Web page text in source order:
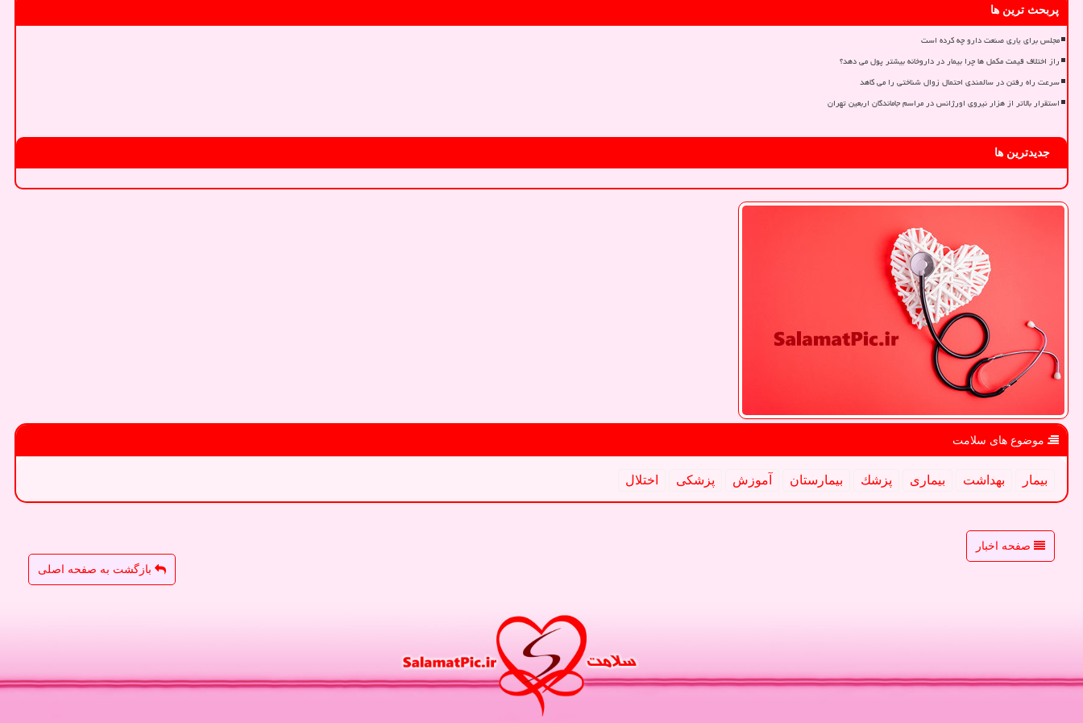
پربحث ترین ها
مجلس برای یاری صنعت دارو چه کرده است
راز اختلاف قیمت مکمل ها چرا بیمار در داروخانه بیشتر پول می دهد؟
سرعت راه رفتن در سالمندی احتمال زوال شناختی را می کاهد
استقرار بالاتر از هزار نیروی اورژانس در مراسم جاماندگان اربعین تهران
جدیدترین ها
موضوع های سلامت
بیمار بهداشت بیماری پزشك بیمارستان آموزش پزشكی اختلال
صفحه اخبار
بازگشت به صفحه اصلی